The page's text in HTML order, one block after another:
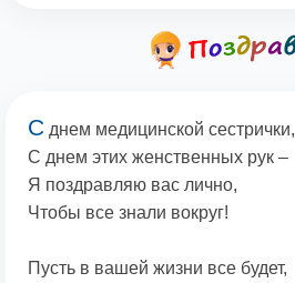
С днем медицинской сестрички,
С днем этих женственных рук –
Я поздравляю вас лично,
Чтобы все знали вокруг!
Пусть в вашей жизни все будет,